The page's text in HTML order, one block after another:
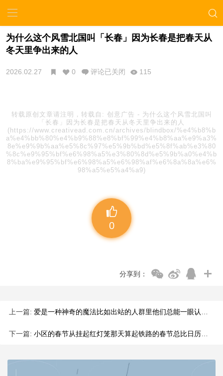
为什么这个风雪北国叫「长春」因为长春是把春天从
冬天里争出来的人
2026.02.27 0 评论已关闭 115
转载原创文章请注明，转载自: 创意广告 - 为什么这个风雪北国叫
「长春」因为长春是把春天从冬天里争出来的人
(https://www.creativead.com.cn/archives/blindbox/%e4%b8%b
a%e4%bb%80%e4%b9%88%e8%bf%99%e4%b8%aa%e9%a3%
8e%e9%9b%aa%e5%8c%97%e5%9b%bd%e5%8f%ab%e3%80
%8c%e9%95%bf%e6%98%a5%e3%80%8d%e5%9b%a0%e4%b
8%ba%e9%95%bf%e6%98%a5%e6%98%af%e6%8a%8a%e6%
98%a5%e5%a4%a9)
0
分享到：
上一篇: 爱是一种神奇的魔法比如出站的人群里他们总能一眼认出大包小包的你
下一篇: 小区的春节从挂起红灯笼那天算起铁路的春节总比日历上的早 15 天超市的春节会跟着《恭喜发财》一起红火地来